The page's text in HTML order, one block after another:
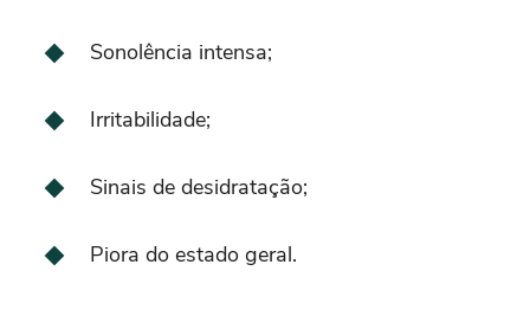
Sonolência intensa;
Irritabilidade;
Sinais de desidratação;
Piora do estado geral.